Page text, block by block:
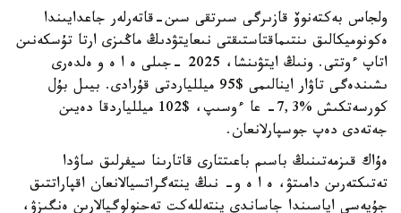
ولجاس بەكتەنوۆ قازىرگى سىرتقى سىن-قاتەرلەر جاعدايىندا
ەكونوميكالىق ىنتىماقتاستىقتى نىعايتۋدىڭ ماڭىزى ارتا تۇسكەنىن
اتاپ ءوتتى. ونىڭ ايتۋىنشا، 2025 -جىلى ە ا ە و ەلدەرى
ىشىندەگى تاۋار اينالىمى $95 ميللياردتى قۇرادى. بيىل بۇل
كورسەتكىش %7,3- عا ءوسىپ، $102 ميللياردقا دەيىن
جەتەدى دەپ جوسپارلانعان.
ەۇاك قىزمەتىنىڭ باسىم باعىتتارى قاتارىنا سيفرلىق ساۋدا
تەتىكتەرىن دامىتۋ، ە ا ە و- نىڭ ينتەگراتسيالانعان اقپاراتتىق
جۇيەسى اياسىندا جاساندى ينتەللەكت تەحنولوگيالارىن ەنگىزۋ،